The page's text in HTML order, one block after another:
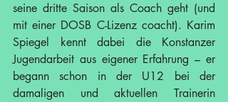
seine dritte Saison als Coach geht (und
mit einer DOSB C-Lizenz coacht). Karim
Spiegel kennt dabei die Konstanzer
Jugendarbeit aus eigener Erfahrung – er
begann schon in der U12 bei der
damaligen und aktuellen Trainerin